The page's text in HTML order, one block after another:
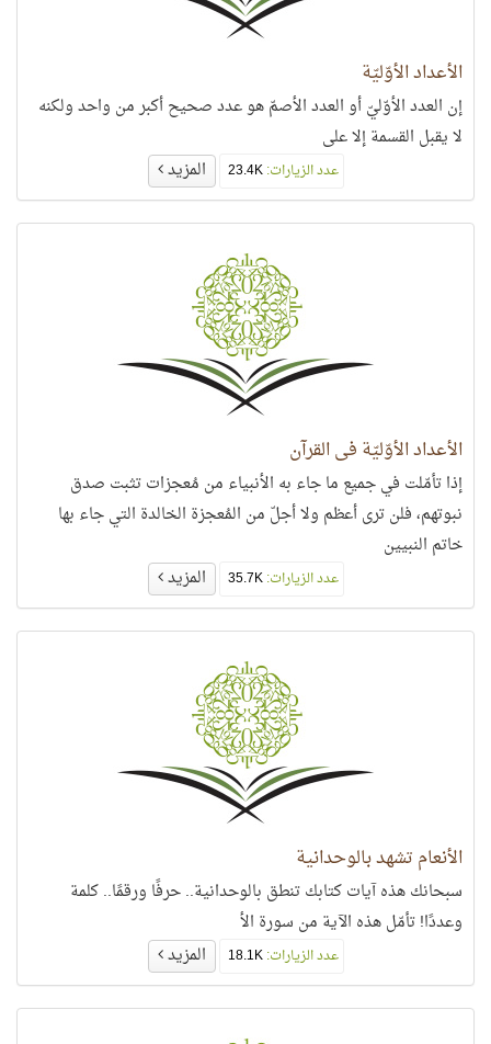
الأعداد الأوّليّة
إن العدد الأوّليّ أو العدد الأصمّ هو عدد صحيح أكبر من واحد ولكنه
لا يقبل القسمة إلا على
عدد الزيارات:23.4K المزيد
الأعداد الأوّليّة في القرآن
إذا تأمّلت في جميع ما جاء به الأنبياء من مُعجزات تثبت صدق
نبوتهم، فلن ترى أعظم ولا أجلّ من المُعجزة الخالدة التي جاء بها
خاتم النبيين
عدد الزيارات:35.7K المزيد
الأنعام تشهد بالوحدانية
سبحانك هذه آيات كتابك تنطق بالوحدانية.. حرفًا ورقمًا.. كلمة
وعددًا! تأمّل هذه الآية من سورة الأ
عدد الزيارات:18.1K المزيد